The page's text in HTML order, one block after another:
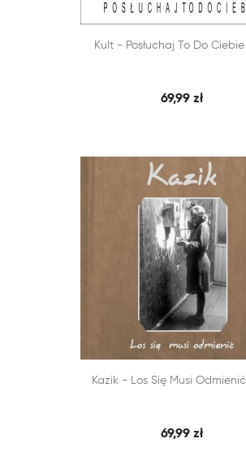
DODAJ DO KOSZYKA
SZYBKI
Kult - Posłuchaj To Do Ciebie
69,99 zł
DODAJ DO KOSZYKA
SZYBKI
Kazik - Los Się Musi Odmienić
69,99 zł